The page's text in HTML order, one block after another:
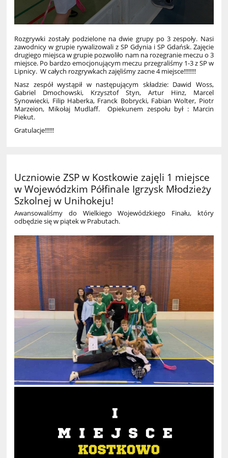
Rozgrywki zostały podzielone na dwie grupy po 3 zespoły. Nasi
zawodnicy w grupie rywalizowali z SP Gdynia i SP Gdańsk. Zajęcie
drugiego miejsca w grupie pozwoliło nam na rozegranie meczu o 3
miejsce. Po bardzo emocjonującym meczu przegraliśmy 1-3 z SP w
Lipnicy. W całych rozgrywkach zajęliśmy zacne 4 miejsce!!!!!!!!
Nasz zespół wystąpił w następującym składzie: Dawid Woss,
Gabriel Dmochowski, Krzysztof Styn, Artur Hinz, Marcel
Synowiecki, Filip Haberka, Franck Bobrycki, Fabian Wolter, Piotr
Marzeion, Mikołaj Mudlaff. Opiekunem zespołu był : Marcin
Piekut.
Gratulacje!!!!!!
Uczniowie ZSP w Kostkowie zajęli 1 miejsce
w Wojewódzkim Półfinale Igrzysk Młodzieży
Szkolnej w Unihokeju!
Awansowaliśmy do Wielkiego Wojewódzkiego Finału, który
odbędzie się w piątek w Prabutach.